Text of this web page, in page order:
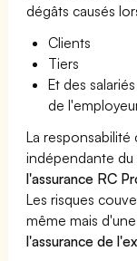
dégâts causés
Clients
Tiers
Et des
de
La
indépendante
l'assurance RC
Les risques
même mais
l'assurance de